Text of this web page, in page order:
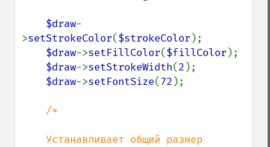
$draw-
>setStrokeColor($strokeColor );
$draw->setFillColor($fillColor );
$draw->setStrokeWidth(2 );
$draw->setFontSize(72 );
/*